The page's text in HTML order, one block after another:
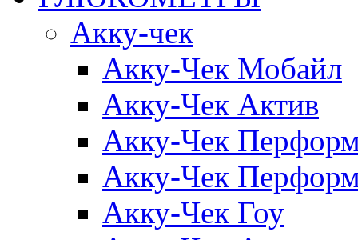
Акку-чек
Акку-Чек Мобайл
Акку-Чек Актив
Акку-Чек
Акку-Чек
Акку-Чек Гоу